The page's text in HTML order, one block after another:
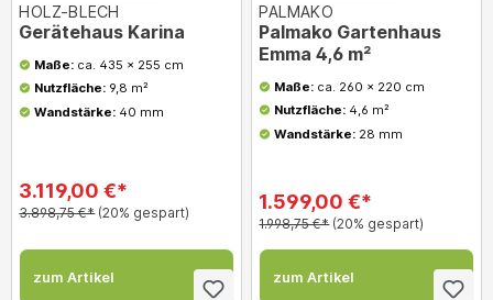
HOLZ-BLECH
Gerätehaus Karina
Maße: ca. 435 x 255 cm
Nutzfläche: 9,8 m²
Wandstärke: 40 mm
3.119,00 €*
3.898,75 €* (20% gespart)
zum Artikel
PALMAKO
Palmako Gartenhaus
Emma 4,6 m²
Maße:ca. 260 x 220 cm
Nutzfläche: 4,6 m²
Wandstärke:28 mm
1.599,00 €*
1.998,75 €* (20% gespart)
zum Artikel